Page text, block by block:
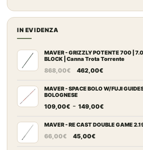
a
500,00€
prezzo:
da
137,00€
IN EVIDENZA
MAVER - GRIZZLY POTENTE 700 |
BLOCK | Canna Trota Torrente
868,00€
Il
originale
era:
868,00€.
462,00€Il
attuale
462,00€.
MAVER - SPACE BOLO W/FUJI
BOLOGNESE
109,00€ - 149,00€Fascia
prezzo:
MAVER - RE CAST DOUBLE GAME
66,00€
Il
45,00€Il